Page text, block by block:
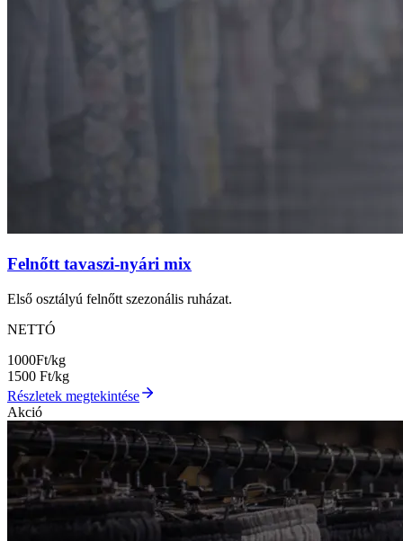
Felnőtt tavaszi-nyári mix
Első osztályú felnőtt szezonális ruházat.
NETTÓ
1000Ft/kg
1500 Ft/kg
Részletek megtekintése
Akció